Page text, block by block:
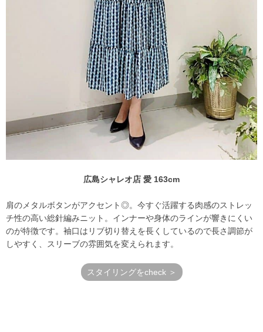
広島シャレオ店 愛 163cm
肩のメタルボタンがアクセント◎。今すぐ活躍する肉感のストレッ
チ性の高い総針編みニット。インナーや身体のラインが響きにくい
のが特徴です。袖口はリブ切り替えを長くしているので長さ調節が
しやすく、スリーブの雰囲気を変えられます。
スタイリングをcheck ＞